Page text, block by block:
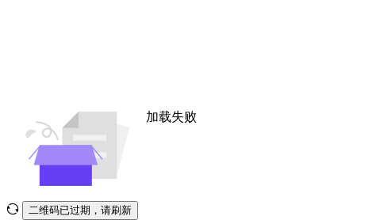
加载失败
二维码已过期，请刷新